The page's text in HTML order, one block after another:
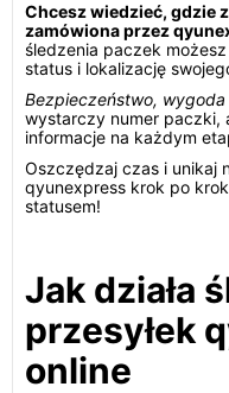
Chcesz wiedzieć, gdzie
zamówiona przez
śledzenia paczek
status i lokalizację
Bezpieczeństwo, wygoda
wystarczy numer paczki,
informacje na każdym
Oszczędzaj czas i unikaj
qyunexpress krok po
statusem!
Jak działa
przesyłek
online